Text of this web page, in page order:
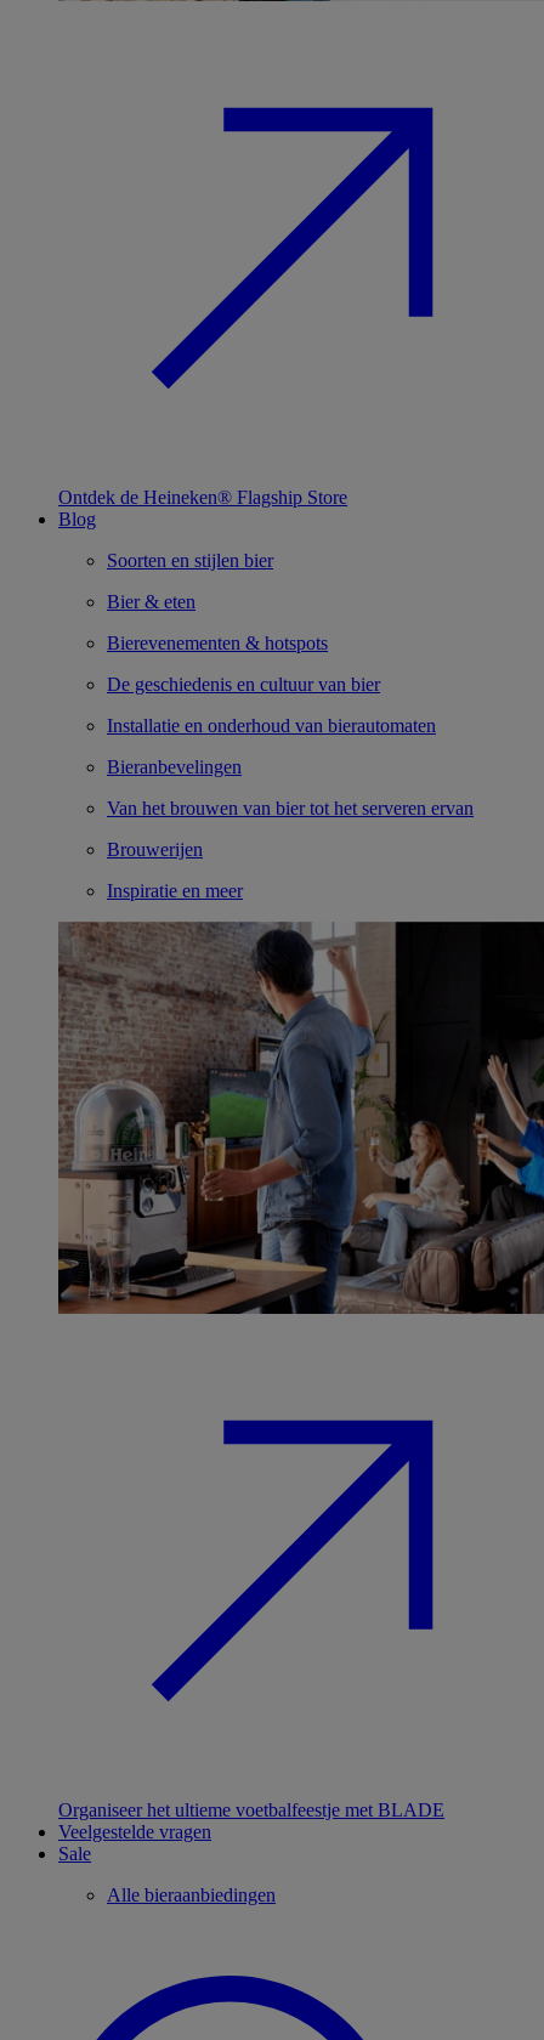
Ontdek de Heineken® Flagship Store
Blog
Soorten en stijlen bier
Bier & eten
Bierevenementen & hotspots
De geschiedenis en cultuur van bier
Installatie en onderhoud van bierautomaten
Bieranbevelingen
Van het brouwen van bier tot het serveren ervan
Brouwerijen
Inspiratie en meer
Organiseer het ultieme voetbalfeestje met BLADE
Veelgestelde vragen
Sale
Alle bieraanbiedingen